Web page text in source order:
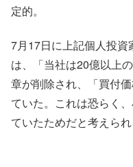
定的。
7月17日に上記個人投
は、「当社は20億以上
章が削除され、「買付
ていた。これは恐らく
ていたためだと考えられ